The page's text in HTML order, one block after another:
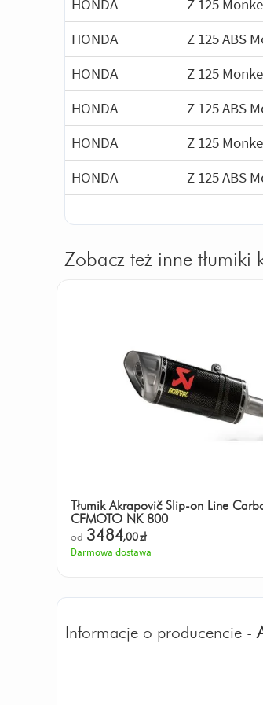
HONDA
Z 125
HONDA
Z 125 ABS
HONDA
Z 125
HONDA
Z 125 ABS
HONDA
Z 125
HONDA
Z 125 ABS
Zobacz też inne tłumiki
Tłumik Akrapovič Slip-on Line
CFMOTO NK 800
od 3484,00zł
Darmowa dostawa
Informacje o producencie -